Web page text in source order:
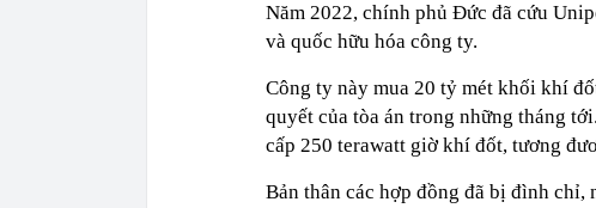
Năm 2022, chính phủ Đức đã cứu
và quốc hữu hóa công ty.
Công ty này mua 20 tỷ mét khối khí
quyết của tòa án trong những tháng
cấp 250 terawatt giờ khí đốt, tương
Bản thân các hợp đồng đã bị đình